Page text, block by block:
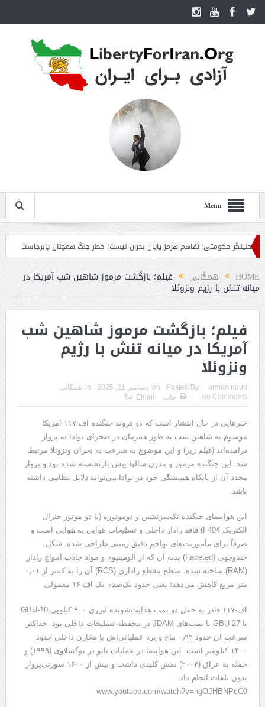
Menu
حکومتی: تفاهم هرمز پایان بحران نیست؛ خطر جنگ همچنان پابرجاست ایران؛
HOME همگانی فیلم؛ بازگشت مرموز شاهین شب آمریکا در
میانه تنش با رژیم ونزوئلا
فیلم؛ بازگشت مرموز شاهین شب
آمریکا در میانه تنش با رژیم
ونزوئلا
Posted By: arman nouri
on: دسامبر 21, 2025 In: همگانی
No Comments
چاپ Email
خبرهایی در حال انتشار است که دو فروند جنگنده اف ۱۱۷ امریکا
موسوم به شاهین شب به طور همزمان در صحرای نوادا به پرواز
درآمده‌اند (فیلم زیر) و این موضوع به سرعت به بحران ونزوئلا مرتبط
شد. این جنگنده مرموز و مدرن سالها پیش بازنشسته شده بود و پرواز
مجدد آن از پایگاه همیشگی خود در نوادا می‌تواند دلایل نظامی داشته
باشد.
این هواپیمای جنگنده تک‌سرنشین و دوموتوره (با دو موتور جنرال
الکتریک F404) فاقد رادار داخلی و تسلیحات هوایی به هوایی است و
صرفاً برای مأموریت‌های تهاجم دقیق زمینی طراحی شده. شکل
چندوجهی (Faceted) بدنه آن که از آلومینیوم و مواد جاذب امواج رادار
(RAM) ساخته شده، سطح مقطع راداری (RCS) آن را به کمتر از ۰٫۰۱
متر مربع کاهش می‌دهد؛ یعنی حدود یک‌صدم یک اف-۱۶ معمولی.
اف-۱۱۷ قادر به حمل دو بمب هدایت‌شونده لیزری ۹۰۰ کیلویی GBU-10
یا GBU-27 یا بمب‌های JDAM در محفظه تسلیحات داخلی بود. حداکثر
سرعت آن حدود ۰٫۹۲ ماخ و برد عملیاتی‌اش با مخازن داخلی حدود
۱۲۰۰ کیلومتر است. این هواپیما در عملیات ناتو در یوگسلاوی (۱۹۹۹) و
حمله به عراق (۲۰۰۳) نقش کلیدی داشت و بیش از ۱۶۰۰ سورتی‌پرواز
بدون تلفات انجام داد.
www.youtube.com/watch?v=hgOJHBNPcC0